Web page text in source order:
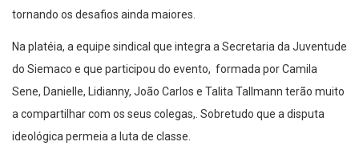
tornando os desafios ainda maiores.
Na platéia, a equipe sindical que integra a Secretaria da Juventude
do Siemaco e que participou do evento, formada por Camila
Sene, Danielle, Lidianny, João Carlos e Talita Tallmann terão muito
a compartilhar com os seus colegas,. Sobretudo que a disputa
ideológica permeia a luta de classe.